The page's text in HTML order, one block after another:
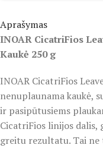
Aprašymas
INOAR CicatriFios
Kaukė 250 g
INOAR CicatriFios
nenuplaunama kaukė,
ir pasipūtusiems
CicatriFios linijos dalis,
greitu rezultatu. Tai ne